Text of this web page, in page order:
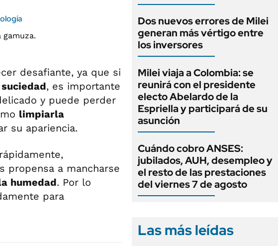
desafiante, ya que si
, es importante
y puede perder
limpiarla
su apariencia.
propensa a mancharse
humedad. Por lo
para
Dos nuevos errores de Milei
generan más vértigo entre
los inversores
Milei viaja a Colombia: se
reunirá con el presidente
electo Abelardo de la
Espriella y participará de su
asunción
Cuándo cobro ANSES:
jubilados, AUH, desempleo y
el resto de las prestaciones
del viernes 7 de agosto
Las más leídas